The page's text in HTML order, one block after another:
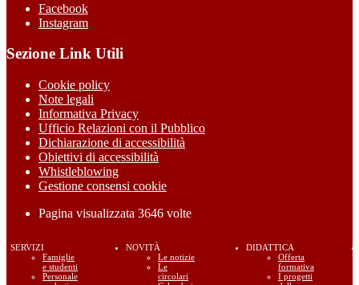
Facebook
Instagram
Sezione Link Utili
Cookie policy
Note legali
Informativa Privacy
Ufficio Relazioni con il Pubblico
Dichiarazione di accessibilità
Obiettivi di accessibilità
Whistleblowing
Gestione consensi cookie
Pagina visualizzata 3646 volte
SERVIZI
Famiglie
e studenti
Personale
NOVITÀ
Le notizie
Le
circolari
DIDATTICA
Offerta
formativa
I progetti